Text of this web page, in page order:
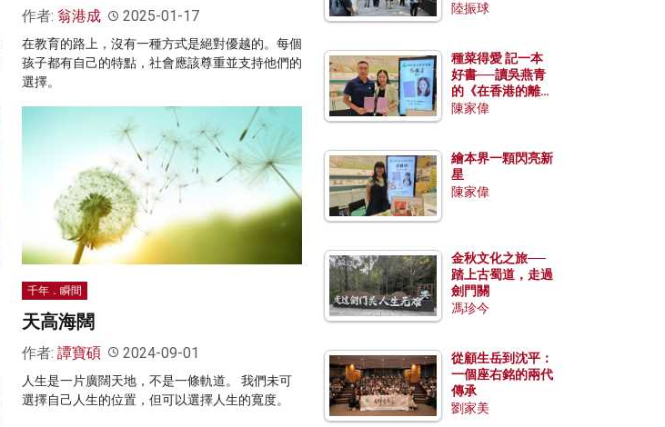
作者: 翁港成 2025-01-17
在教育的路上，沒有一種方式是絕對優越的。每個
孩子都有自己的特點，社會應該尊重並支持他們的
選擇。
千年．瞬間
天高海闊
作者: 譚寶碩 2024-09-01
人生是一片廣闊天地，不是一條軌道。 我們未可
選擇自己人生的位置，但可以選擇人生的寬度。
陸振球
種菜得愛 記一本
好書──讀吳燕青
的《在香港的離島
種菜》
陳家偉
繪本界一顆閃亮新
星
陳家偉
金秋文化之旅──
踏上古蜀道，走過
劍門關
馮珍今
從顧生岳到沈平：
一個座右銘的兩代
傳承
劉家美